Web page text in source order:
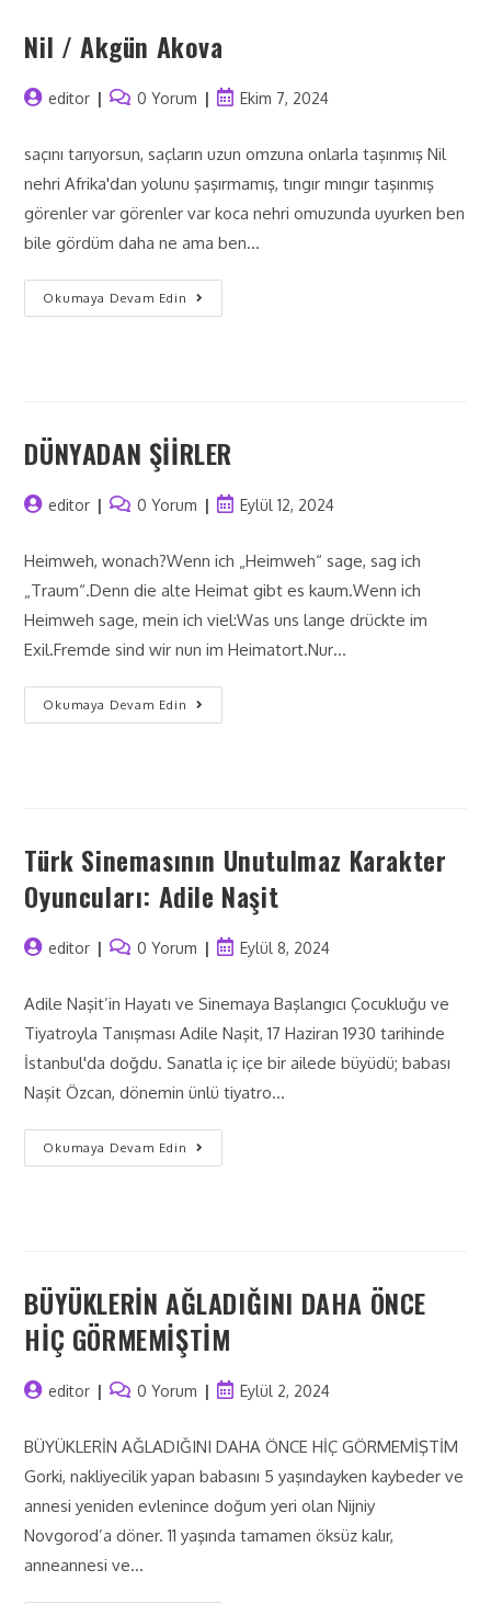
Nil / Akgün Akova
editor 0 Yorum Ekim 7, 2024
saçını tarıyorsun, saçların uzun omzuna onlarla taşınmış Nil
nehri Afrika'dan yolunu şaşırmamış, tıngır mıngır taşınmış
görenler var görenler var koca nehri omuzunda uyurken ben
bile gördüm daha ne ama ben…
Okumaya Devam Edin
DÜNYADAN ŞİİRLER
editor 0 Yorum Eylül 12, 2024
Heimweh, wonach?Wenn ich „Heimweh“ sage, sag ich
„Traum“.Denn die alte Heimat gibt es kaum.Wenn ich
Heimweh sage, mein ich viel:Was uns lange drückte im
Exil.Fremde sind wir nun im Heimatort.Nur…
Okumaya Devam Edin
Türk Sinemasının Unutulmaz Karakter
Oyuncuları: Adile Naşit
editor 0 Yorum Eylül 8, 2024
Adile Naşit’in Hayatı ve Sinemaya Başlangıcı Çocukluğu ve
Tiyatroyla Tanışması Adile Naşit, 17 Haziran 1930 tarihinde
İstanbul'da doğdu. Sanatla iç içe bir ailede büyüdü; babası
Naşit Özcan, dönemin ünlü tiyatro…
Okumaya Devam Edin
BÜYÜKLERİN AĞLADIĞINI DAHA ÖNCE
HİÇ GÖRMEMİŞTİM
editor 0 Yorum Eylül 2, 2024
BÜYÜKLERİN AĞLADIĞINI DAHA ÖNCE HİÇ GÖRMEMİŞTİM
Gorki, nakliyecilik yapan babasını 5 yaşındayken kaybeder ve
annesi yeniden evlenince doğum yeri olan Nijniy
Novgorod’a döner. 11 yaşında tamamen öksüz kalır,
anneannesi ve…